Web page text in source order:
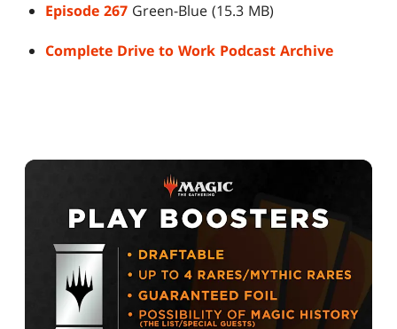
Episode 267 Green-Blue (15.3 MB)
Complete Drive to Work Podcast Archive